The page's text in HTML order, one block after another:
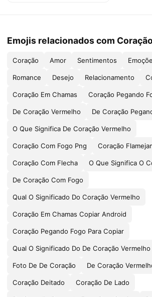
Emojis relacionados com
Coração Amor Sentimentos
Romance Desejo Relacionamento
Coração Em Chamas Coração Pegando
De Coração Vermelho De Coração
O Que Significa De Coração Vermelho
Coração Com Fogo Png Coração
Coração Com Flecha O Que Significa O
De Coração Com Fogo
Qual O Significado Do Coração Vermelho
Coração Em Chamas Copiar Android
Coração Pegando Fogo Para Copiar
Qual O Significado Do De Coração Vermelho
Foto De De Coração De Coração
Coração Deitado Coração De Lado